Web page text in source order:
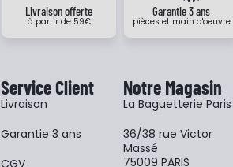
Livraison offerte
à partir de 59€
Garantie 3 ans
pièces et main d'oeuvre
Service Client
Livraison
Garantie 3 ans
CGV
Notre Magasin
La Baguetterie Paris
36/38 rue Victor
Massé
75009 PARIS